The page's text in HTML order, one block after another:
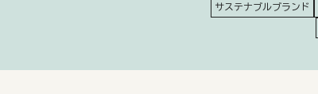
サステナブルブランド